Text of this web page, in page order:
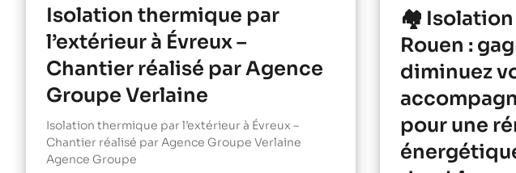
Isolation thermique par
l’extérieur à Évreux –
Chantier réalisé par Agence
Groupe Verlaine
Isolation thermique par l’extérieur à Évreux –
Chantier réalisé par Agence Groupe Verlaine
Agence Groupe
🏘️ Isolation
Rouen :
diminuez
pour une